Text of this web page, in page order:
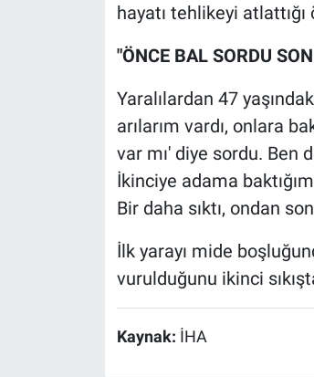
hayatı tehlikeyi
"ÖNCE BAL SORDU
Yaralılardan 47
arılarım vardı, onlara
var mı' diye sordu. Ben
İkinciye adama
Bir daha sıktı, ondan
İlk yarayı mide
vurulduğunu ikinci
Kaynak: İHA